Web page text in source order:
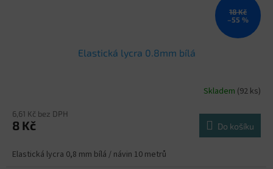
18 Kč
–55 %
Elastická lycra 0.8mm bílá
Skladem (92 ks)
6,61 Kč bez DPH
8 Kč Do košíku
Elastická lycra 0,8 mm bílá / návin 10 metrů